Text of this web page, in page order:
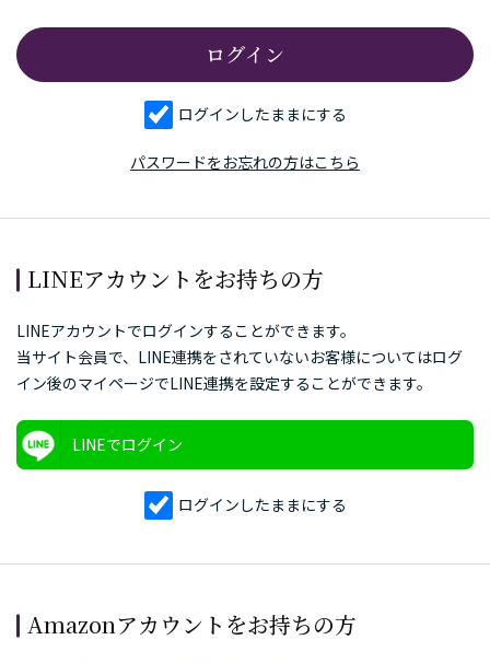
ログインしたままにする
パスワードをお忘れの方はこちら
LINEアカウントをお持ちの方
LINEアカウントでログインすることができます。
当サイト会員で、LINE連携をされていないお客様についてはログ
イン後のマイページでLINE連携を設定することができます。
LINEでログイン
ログインしたままにする
Amazonアカウントをお持ちの方